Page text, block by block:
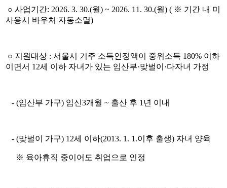
○ 사업기간: 2026. 3. 30.(월) ~ 2026. 11. 30.(월) ( ※ 기간 내 미
사용시 바우처 자동소멸)
○ 지원대상 : 서울시 거주 소득인정액이 중위소득 180% 이하
이면서 12세 이하 자녀가 있는 임산부·맞벌이·다자녀 가정
- (임산부 가구) 임신3개월 ~ 출산 후 1년 이내
- (맞벌이 가구) 12세 이하(2013. 1. 1.이후 출생) 자녀 양육
※ 육아휴직 중이어도 취업으로 인정